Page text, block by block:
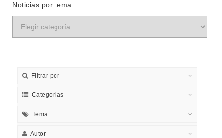
Noticias por tema
Filtrar por
Categorias
Tema
Autor